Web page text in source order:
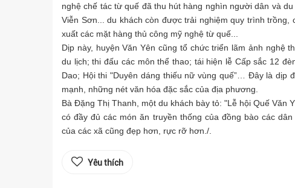
nghệ chế tác từ quế đã thu hút hàng nghìn người dân và
Viễn Sơn... du khách còn được trải nghiệm quy trình
xuất các mặt hàng thủ công mỹ nghệ từ quế...
Dịp này, huyện Văn Yên cũng tổ chức triển lãm ảnh nghệ
du lịch; thi đấu các môn thể thao; tái hiện lễ Cấp sắc 12
Dao; Hội thi "Duyên dáng thiếu nữ vùng quế”… Đây là dịp
mạnh, những nét văn hóa đặc sắc của địa phương.
Bà Đặng Thị Thanh, một du khách bày tỏ: "Lễ hội Quế Văn
có đầy đủ các món ăn truyền thống của đồng bào các
của các xã cũng đẹp hơn, rực rỡ hơn./.
Yêu thích